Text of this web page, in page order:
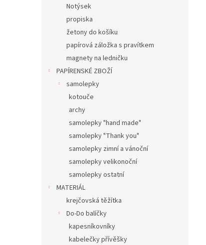
Notýsek
propiska
žetony do košíku
papírová záložka s pravítkem
magnety na ledničku
PAPÍRENSKÉ ZBOŽÍ
samolepky
kotouče
archy
samolepky "hand made"
samolepky "Thank you"
samolepky zimní a vánoční
samolepky velikonoční
samolepky ostatní
MATERIÁL
krejčovská těžítka
Do-Do balíčky
kapesníkovníky
kabelečky přívěšky